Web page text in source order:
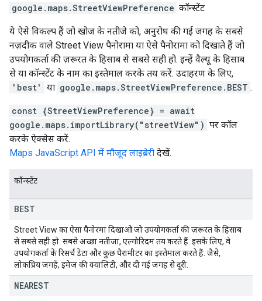
google.maps.StreetViewPreference कॉन्स्टेंट
ये ऐसे विकल्प हैं जो खोज के नतीजे को, अनुरोध की गई जगह के सबसे
नज़दीक वाले Street View पैनोरामा या ऐसे पैनोरामा को दिखाते हैं जो
उपयोगकर्ता की ज़रूरत के हिसाब से सबसे सही हो. इन्हें वैल्यू के हिसाब
से या कॉन्स्टेंट के नाम का इस्तेमाल करके तय करें. उदाहरण के लिए,
'best'
या google.maps.StreetViewPreference.BEST .
const {StreetViewPreference} = await
google.maps.importLibrary("streetView") पर कॉल
करके ऐक्सेस करें.
Maps JavaScript API में मौजूद लाइब्रेरी देखें.
कॉन्स्टेंट
BEST
Street View का ऐसा पैनोरमा दिखाओ जो उपयोगकर्ता की ज़रूरत के हिसाब
से सबसे सही हो. सबसे अच्छा नतीजा, एल्गोरिदम तय करते हैं. इसके लिए, वे
उपयोगकर्ता के रिसर्च डेटा और कुछ पैरामीटर का इस्तेमाल करते हैं. जैसे,
लोकप्रिय जगहें, इमेज की क्वालिटी, और दी गई जगह से दूरी.
NEAREST